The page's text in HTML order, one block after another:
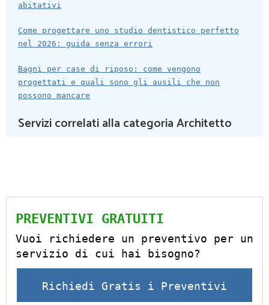
abitativi
Come progettare uno studio dentistico perfetto
nel 2026: guida senza errori
Bagni per case di riposo: come vengono
progettati e quali sono gli ausili che non
possono mancare
Servizi correlati alla categoria Architetto
PREVENTIVI GRATUITI
Vuoi richiedere un preventivo per un
servizio di cui hai bisogno?
Richiedi Gratis i Preventivi